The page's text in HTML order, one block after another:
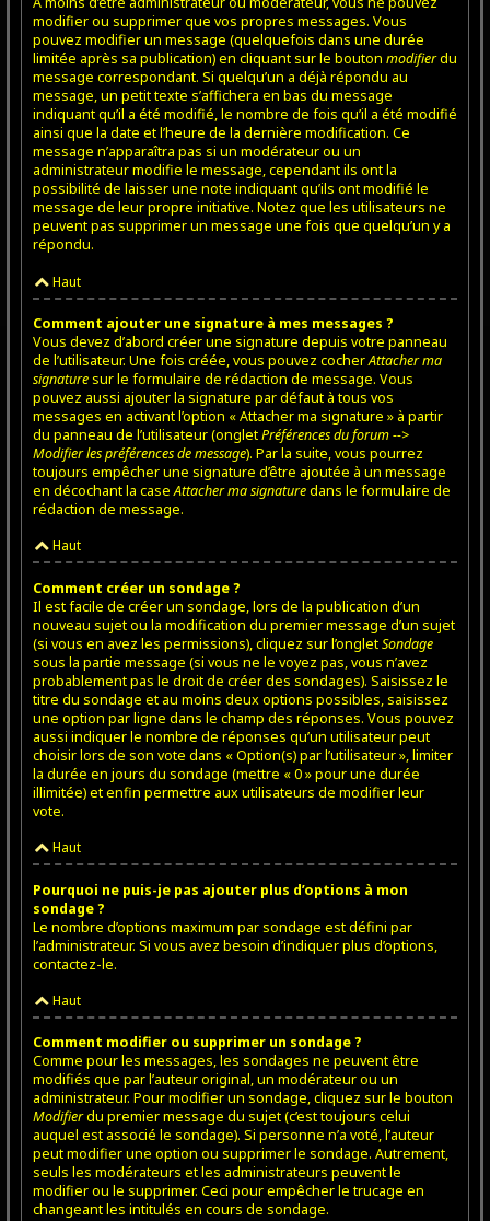
modifier ou supprimer que vos propres messages. Vous
pouvez modifier un message (quelquefois dans une durée
limitée après sa publication) en cliquant sur le bouton modifierdu
message correspondant. Si quelqu’un a déjà répondu au
message, un petit texte s’affichera en bas du message
indiquant qu’il a été modifié, le nombre de fois qu’il a été modifié
ainsi que la date et l’heure de la dernière modification. Ce
message n’apparaîtra pas si un modérateur ou un
administrateur modifie le message, cependant ils ont la
possibilité de laisser une note indiquant qu’ils ont modifié le
message de leur propre initiative. Notez que les utilisateurs ne
peuvent pas supprimer un message une fois que quelqu’un y a
répondu.
Haut
Comment ajouter une signature à mes messages ?
Vous devez d’abord créer une signature depuis votre panneau
de l’utilisateur. Une fois créée, vous pouvez cocherAttacher ma
signature sur le formulaire de rédaction de message. Vous
pouvez aussi ajouter la signature par défaut à tous vos
messages en activant l’option « Attacher ma signature » à partir
du panneau de l’utilisateur (ongletPréférences du forum -->
Modifier les préférences de message). Par la suite, vous pourrez
toujours empêcher une signature d’être ajoutée à un message
en décochant la caseAttacher ma signaturedans le formulaire de
rédaction de message.
Haut
Comment créer un sondage ?
Il est facile de créer un sondage, lors de la publication d’un
nouveau sujet ou la modification du premier message d’un sujet
(si vous en avez les permissions), cliquez sur l’ongletSondage
sous la partie message (si vous ne le voyez pas, vous n’avez
probablement pas le droit de créer des sondages). Saisissez le
titre du sondage et au moins deux options possibles, saisissez
une option par ligne dans le champ des réponses. Vous pouvez
aussi indiquer le nombre de réponses qu’un utilisateur peut
choisir lors de son vote dans « Option(s) par l’utilisateur », limiter
la durée en jours du sondage (mettre « 0 » pour une durée
illimitée) et enfin permettre aux utilisateurs de modifier leur
vote.
Haut
Pourquoi ne puis-je pas ajouter plus d’options à mon
sondage ?
Le nombre d’options maximum par sondage est défini par
l’administrateur. Si vous avez besoin d’indiquer plus d’options,
contactez-le.
Haut
Comment modifier ou supprimer un sondage ?
Comme pour les messages, les sondages ne peuvent être
modifiés que par l’auteur original, un modérateur ou un
administrateur. Pour modifier un sondage, cliquez sur le bouton
Modifierdu premier message du sujet (c’est toujours celui
auquel est associé le sondage). Si personne n’a voté, l’auteur
peut modifier une option ou supprimer le sondage. Autrement,
seuls les modérateurs et les administrateurs peuvent le
modifier ou le supprimer. Ceci pour empêcher le trucage en
changeant les intitulés en cours de sondage.